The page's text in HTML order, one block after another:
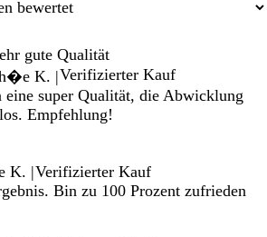
gute Qualität
K. |Verifizierter Kauf
eine super Qualität, die Abwicklung
Empfehlung!
K. |Verifizierter Kauf
Bin zu 100 Prozent zufrieden